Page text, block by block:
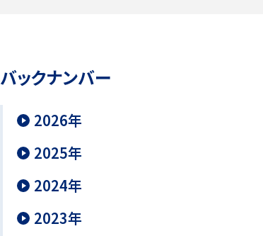
バックナンバー
2026年
2025年
2024年
2023年